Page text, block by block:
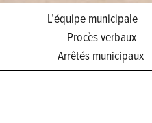
L’équipe municipale
Procès verbaux
Arrêtés municipaux